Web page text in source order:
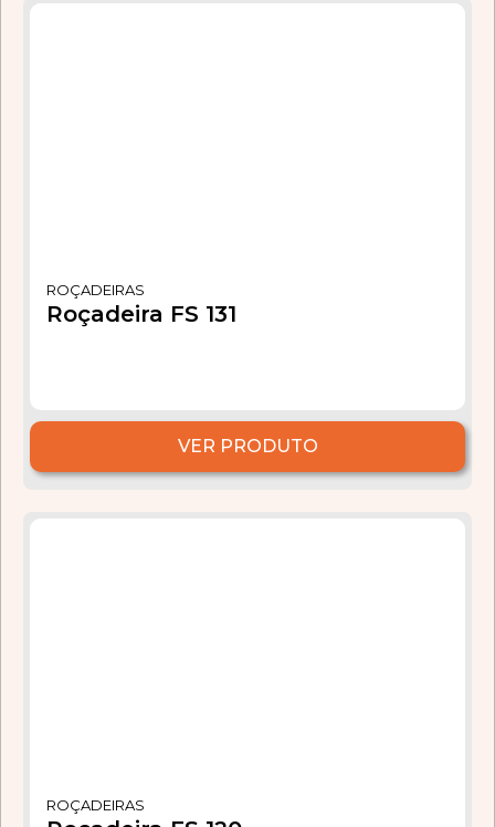
ROÇADEIRAS
Roçadeira FS 131
VER PRODUTO
ROÇADEIRAS